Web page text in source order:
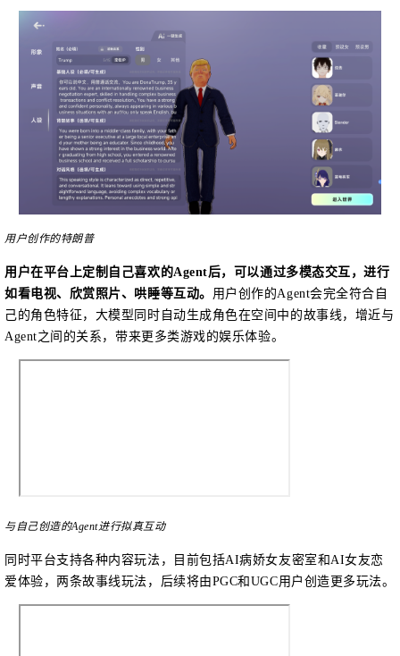
用户创作的特朗普
用户在平台上定制自己喜欢的Agent后，可以通过多模态交互，进行
如看电视、欣赏照片、哄睡等互动。 用户创作的Agent会完全符合自
己的角色特征，大模型同时自动生成角色在空间中的故事线，增近与
Agent之间的关系，带来更多类游戏的娱乐体验。
与自己创造的Agent进行拟真互动
同时平台支持各种内容玩法，目前包括AI病娇女友密室和AI女友恋
爱体验 ，两条故事线玩法，后续将由PGC和UGC用户创造更多玩法。